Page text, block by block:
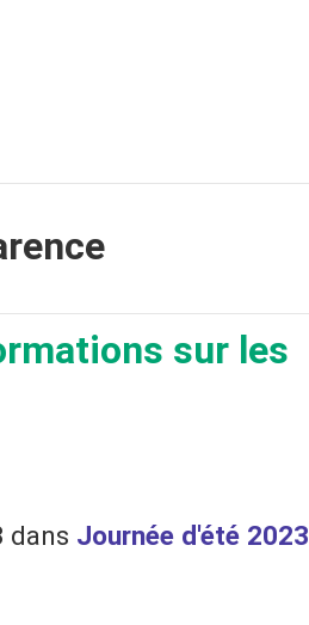
sur les
dans Journée d'été 2023